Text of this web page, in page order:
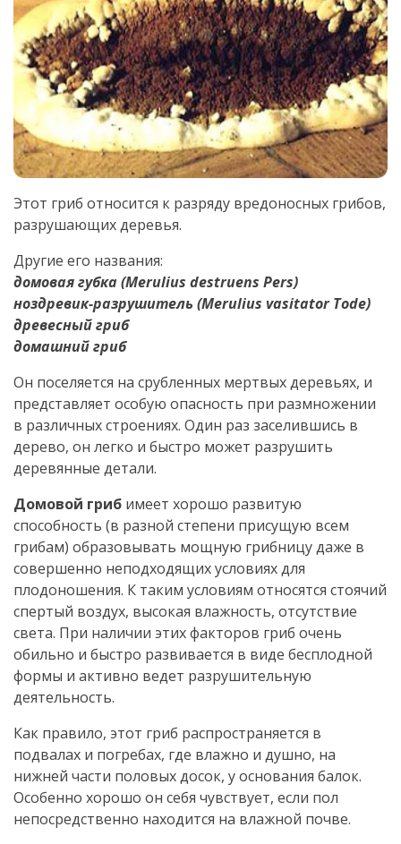
Этот гриб относится к разряду вредоносных грибов,
разрушающих деревья.
Другие его названия:
домовая губка (Merulius destruens Pers)
ноздревик-разрушитель (Merulius vasitator Tode)
древесный гриб
домашний гриб
Он поселяется на срубленных мертвых деревьях, и
представляет особую опасность при размножении
в различных строениях. Один раз заселившись в
дерево, он легко и быстро может разрушить
деревянные детали.
Домовой гриб имеет хорошо развитую
способность (в разной степени присущую всем
грибам) образовывать мощную грибницу даже в
совершенно неподходящих условиях для
плодоношения. К таким условиям относятся стоячий
спертый воздух, высокая влажность, отсутствие
света. При наличии этих факторов гриб очень
обильно и быстро развивается в виде бесплодной
формы и активно ведет разрушительную
деятельность.
Как правило, этот гриб распространяется в
подвалах и погребах, где влажно и душно, на
нижней части половых досок, у основания балок.
Особенно хорошо он себя чувствует, если пол
непосредственно находится на влажной почве.